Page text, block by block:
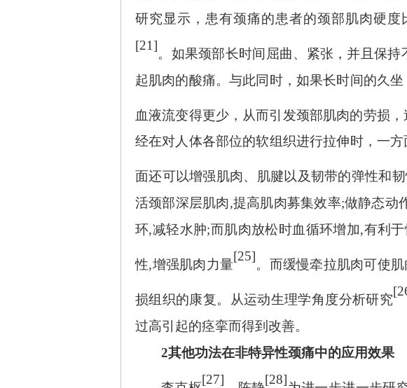
研究显示，患有颈痛的患者的颈部肌肉硬
[21]
。如果颈部长时间屈曲、紧张，并且保
起肌肉的酸痛。与此同时，如果长时间的久
血液流变得更少，从而引发颈部肌肉的劳损
经在对人体各部位的软组织进行拉伸时，一
面还可以增强肌肉、肌腱以及韧带的弹性和
活颈部深层肌肉,提高肌肉募集效率;做静态动
环,减轻水肿;而肌肉放松时血循环增加,有利
性,增强肌肉力量
[25]
。而缓慢牵拉肌肉可使
损组织的康复。从运动生理学角度分析研究
过高引起的痉挛而得到改善。
2其他功法在非特异性颈痛中的应用效果
[27] [28]